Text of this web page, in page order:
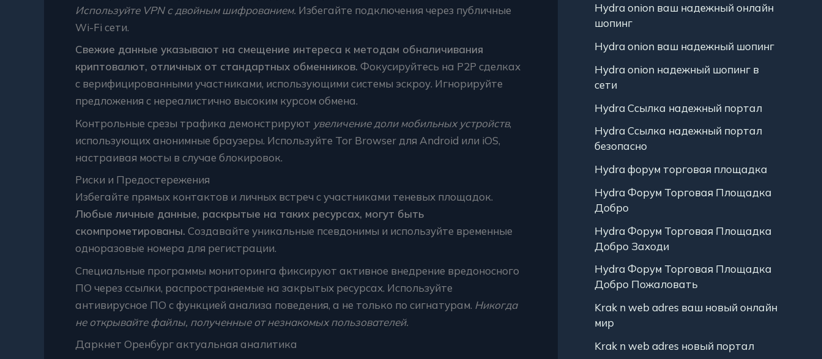
Используйте VPN с двойным шифрованием. Избегайте подключения через публичные
Wi-Fi сети.
Свежие данные указывают на смещение интереса к методам обналичивания
криптовалют, отличных от стандартных обменников. Фокусируйтесь на P2P сделках
с верифицированными участниками, использующими системы эскроу. Игнорируйте
предложения с нереалистично высоким курсом обмена.
Контрольные срезы трафика демонстрируют увеличение доли мобильных устройств,
использующих анонимные браузеры. Используйте Tor Browser для Android или iOS,
настраивая мосты в случае блокировок.
Риски и Предостережения
Избегайте прямых контактов и личных встреч с участниками теневых площадок.
Любые личные данные, раскрытые на таких ресурсах, могут быть
скомпрометированы. Создавайте уникальные псевдонимы и используйте временные
одноразовые номера для регистрации.
Специальные программы мониторинга фиксируют активное внедрение вредоносного
ПО через ссылки, распространяемые на закрытых ресурсах. Используйте
антивирусное ПО с функцией анализа поведения, а не только по сигнатурам. Никогда
не открывайте файлы, полученные от незнакомых пользователей.
Даркнет Оренбург актуальная аналитика
Hydra onion ваш надежный онлайн
шопинг
Hydra onion ваш надежный шопинг
Hydra onion надежный шопинг в
сети
Hydra Ссылка надежный портал
Hydra Ссылка надежный портал
безопасно
Hydra форум торговая площадка
Hydra Форум Торговая Площадка
Добро
Hydra Форум Торговая Площадка
Добро Заходи
Hydra Форум Торговая Площадка
Добро Пожаловать
Krak n web adres ваш новый онлайн
мир
Krak n web adres новый портал